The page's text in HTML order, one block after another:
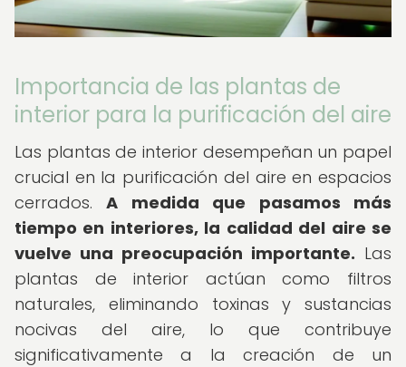
Importancia de las plantas de
interior para la purificación del aire
Las plantas de interior desempeñan un papel
crucial en la purificación del aire en espacios
cerrados.A medida que pasamos más
tiempo en interiores, la calidad del aire se
vuelve una preocupación importante. Las
plantas de interior actúan como filtros
naturales, eliminando toxinas y sustancias
nocivas del aire, lo que contribuye
significativamente a la creación de un